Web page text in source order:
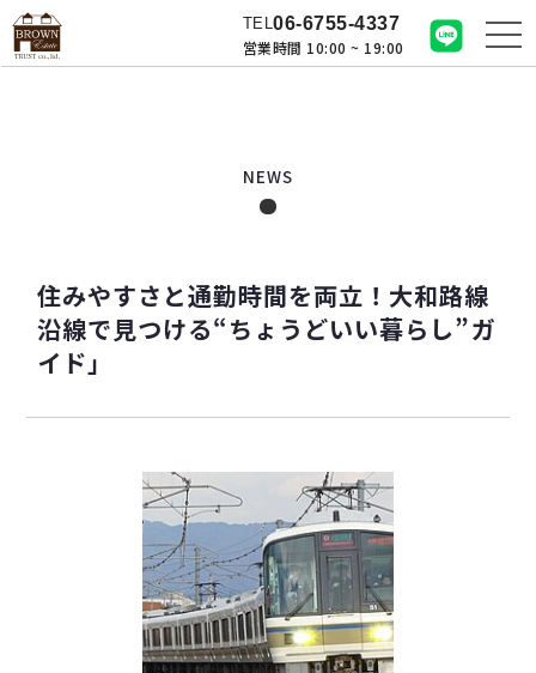
TEL06-6755-4337
営業時間 10:00 ~ 19:00
住みやすさと通勤時間を両立！大和路線
沿線で見つける“ちょうどいい暮らし”ガ
イド」
NEWS